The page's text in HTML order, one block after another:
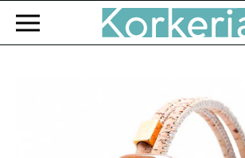
Zum Hauptinhalt springen